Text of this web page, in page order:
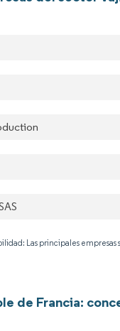
Las principales empresas
de Francia: